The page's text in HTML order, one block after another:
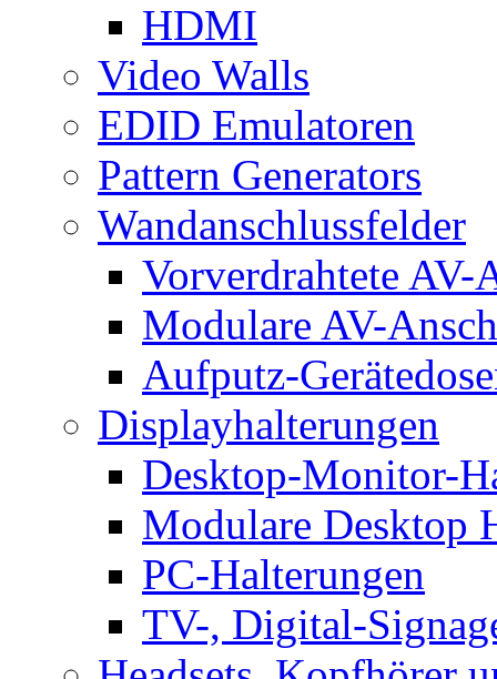
HDMI
Video Walls
EDID Emulatoren
Pattern Generators
Wandanschlussfelder
Vorverdrahtete AV-
Modulare AV-
Aufputz-
Displayhalterungen
Desktop-Monitor-
Modulare Desktop
PC-Halterungen
TV-, Digital-